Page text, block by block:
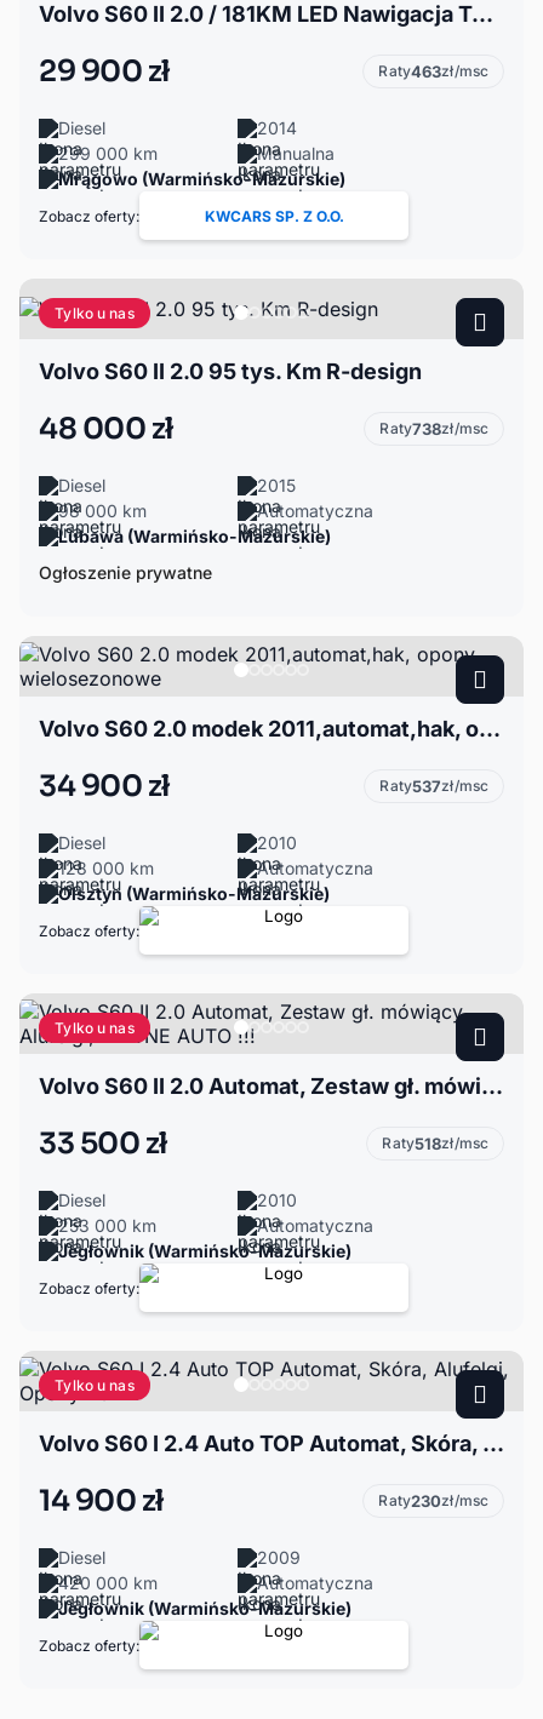
Volvo S60 II 2.0 / 181KM LED Nawigacja Tempomat Czujniki Parkowania Hak
29 900 zł Raty463zł/msc
Diesel
2014
299 000 km
Manualna
Mrągowo (Warmińsko-Mazurskie)
Zobacz oferty: KWCARS SP. Z O.O.
Tylko u nas
Volvo S60 II 2.0 95 tys. Km R-design
48 000 zł Raty738zł/msc
Diesel
2015
98 000 km
Automatyczna
Lubawa (Warmińsko-Mazurskie)
Ogłoszenie prywatne
Volvo S60 2.0 modek 2011,automat,hak, opony wielosezonowe
34 900 zł Raty537zł/msc
Diesel
2010
128 000 km
Automatyczna
Olsztyn (Warmińsko-Mazurskie)
Zobacz oferty:
Tylko u nas
Volvo S60 II 2.0 Automat, Zestaw gł. mówiący, Alufelgi, PEWNE AUTO !!!
33 500 zł Raty518zł/msc
Diesel
2010
253 000 km
Automatyczna
Jegłownik (Warmińsko-Mazurskie)
Zobacz oferty:
Tylko u nas
Volvo S60 I 2.4 Auto TOP Automat, Skóra, Alufelgi, Opony 2024r
14 900 zł Raty230zł/msc
Diesel
2009
420 000 km
Automatyczna
Jegłownik (Warmińsko-Mazurskie)
Zobacz oferty: